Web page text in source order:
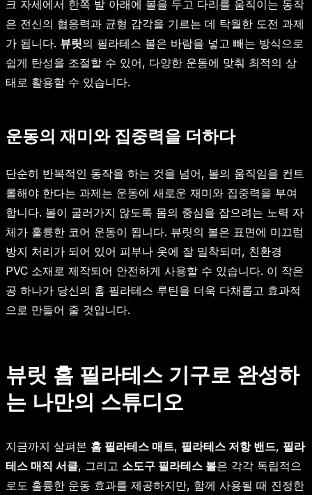
크 자세에서 한쪽 발 아래에 볼을 두고 다리를 움직이는 동작
은 전신의 협응력과 균형 감각을 기르는 데 탁월한 도전 과제
가 됩니다. 뷰릿의 필라테스 볼은 바람을 넣고 빼는 방식으로
쉽게 탄성을 조절할 수 있어, 다양한 운동에 맞춰 최적의 상
태로 활용할 수 있습니다.
운동의 재미와 집중력을 더하다
단순히 반복적인 동작을 하는 것을 넘어, 볼의 움직임을 컨트
롤해야 한다는 과제는 운동에 새로운 재미와 집중력을 부여
합니다. 볼이 굴러가지 않도록 몸의 중심을 잡으려는 노력 자
체가 훌륭한 코어 운동이 됩니다. 뷰릿의 볼은 표면에 미끄럼
방지 처리가 되어 있어 피부나 옷에 잘 밀착되며, 친환경
PVC 소재로 제작되어 안전하게 사용할 수 있습니다. 이 작은
공 하나가 당신의 홈 필라테스 루틴을 더욱 다채롭고 효과적
으로 만들어 줄 것입니다.
뷰릿 홈 필라테스 기구로 완성하
는 나만의 스튜디오
지금까지 살펴본 홈 필라테스 매트, 필라테스 저항 밴드, 필라
테스 매직 서클, 그리고 소도구 필라테스 볼은 각각 독립적으
로도 훌륭한 운동 효과를 제공하지만, 함께 사용될 때 진정한